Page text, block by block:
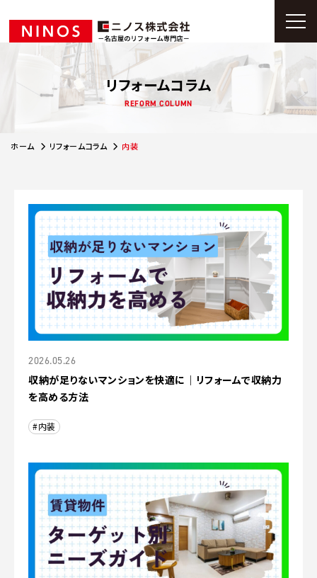
リフォームコラム
REFORM COLUMN
ホーム リフォームコラム 内装
2026.05.26
収納が足りないマンションを快適に｜リフォームで収納力
を高める方法
#内装